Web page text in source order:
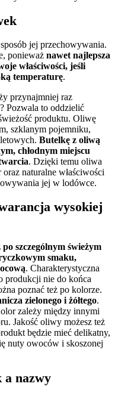
jej przechowywania.
ponieważ nawet najlepsza
właściwości, jeśli
temperaturę.
przynajmniej raz
Pozwala to oddzielić
produktu. Oliwę
szklanym pojemniku,
Butelkę z oliwą
chłodnym miejscu
. Dzięki temu oliwa
naturalne właściwości
jej w lodówce.
wysokiej
szczególnym świeżym
smaku,
. Charakterystyczna
produkcji nie do końca
poznać też po kolorze.
zielonego i żółtego.
zależy między innymi
Jakość oliwy możesz też
będzie mieć delikatny,
nuty owoców i skoszonej
a nazwy